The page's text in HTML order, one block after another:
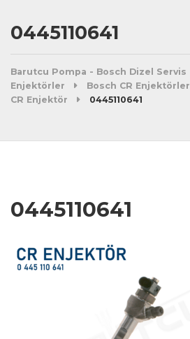
0445110641
Barutcu Pompa - Bosch Dizel Servis
Enjektörler
Bosch CR Enjektörler
CR Enjektör
0445110641
0445110641